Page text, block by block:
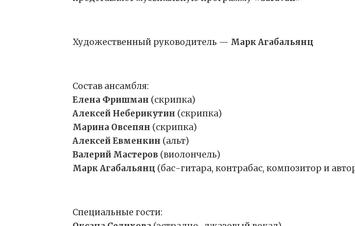
Художественный руководитель — Марк Агабальянц
Состав ансамбля:
Елена Фришман (скрипка)
Алексей Неберикутин (скрипка)
Марина Овсепян (скрипка)
Алексей Евменкин (альт)
Валерий Мастеров (виолончель)
Марк Агабальянц(бас-гитара, контрабас, композитор и
Специальные гости: